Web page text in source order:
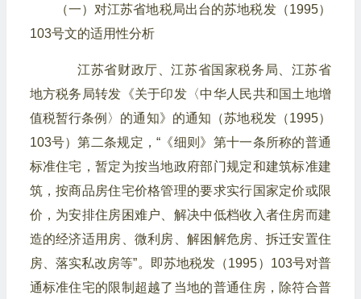
（一）对江苏省地税局出台的苏地税发（1995）
103号文的适用性分析
江苏省财政厅、江苏省国家税务局、江苏省
地方税务局转发《关于印发〈中华人民共和国土地增
值税暂行条例〉的通知》的通知（苏地税发（1995）
103号）第二条规定，“《细则》第十一条所称的普通
标准住宅，暂定为按当地政府部门规定和建筑标准建
筑，按商品房住宅价格管理的要求实行国家定价或限
价，为安排住房困难户、解决中低档收入者住房而建
造的经济适用房、微利房、解困解危房、拆迁安置住
房、落实私改房等”。即苏地税发（1995）103号对普
通标准住宅的限制超越了当地的普通住房，除符合普